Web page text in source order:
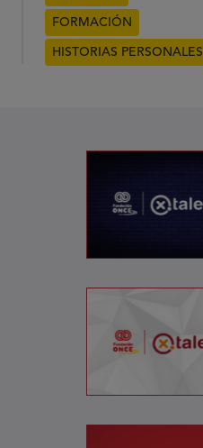
FORMACIÓN
HISTORIAS PERSONALES